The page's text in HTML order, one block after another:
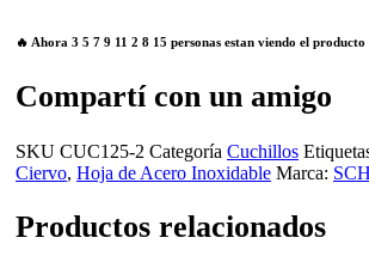
🔥 Ahora 3 5 7 9 11 2 8 15 personas estan viendo el producto
Compartí con un amigo
SKU CUC125-2 Categoría Cuchillos
Ciervo, Hoja de Acero Inoxidable Marca:
Productos relacionados